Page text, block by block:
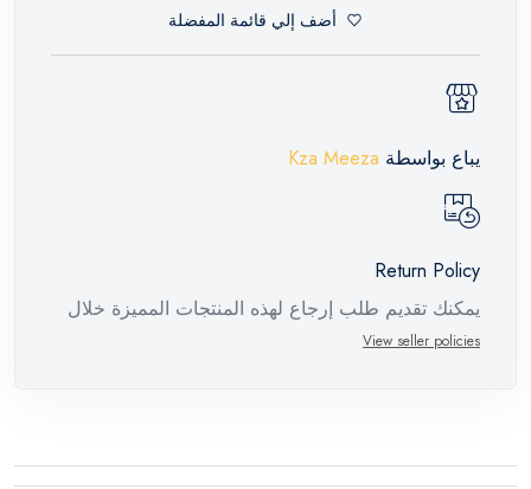
أضف إلي قائمة المفضلة
يباع بواسطة Kza Meeza
Return Policy
يمكنك تقديم طلب إرجاع لهذه المنتجات المميزة خلال
عبوته الأصلية. لاحظ أنه لا يمكن إرجاع المنتجات
View seller policies